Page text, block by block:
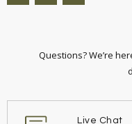
Questions? We’re
Live Chat